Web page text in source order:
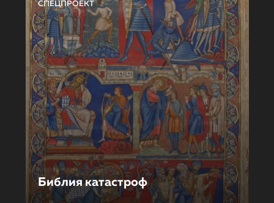
СПЕЦПРОЕКТ
Библия катастроф